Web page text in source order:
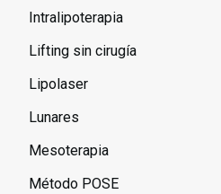
Intralipoterapia
Lifting sin cirugía
Lipolaser
Lunares
Mesoterapia
Método POSE